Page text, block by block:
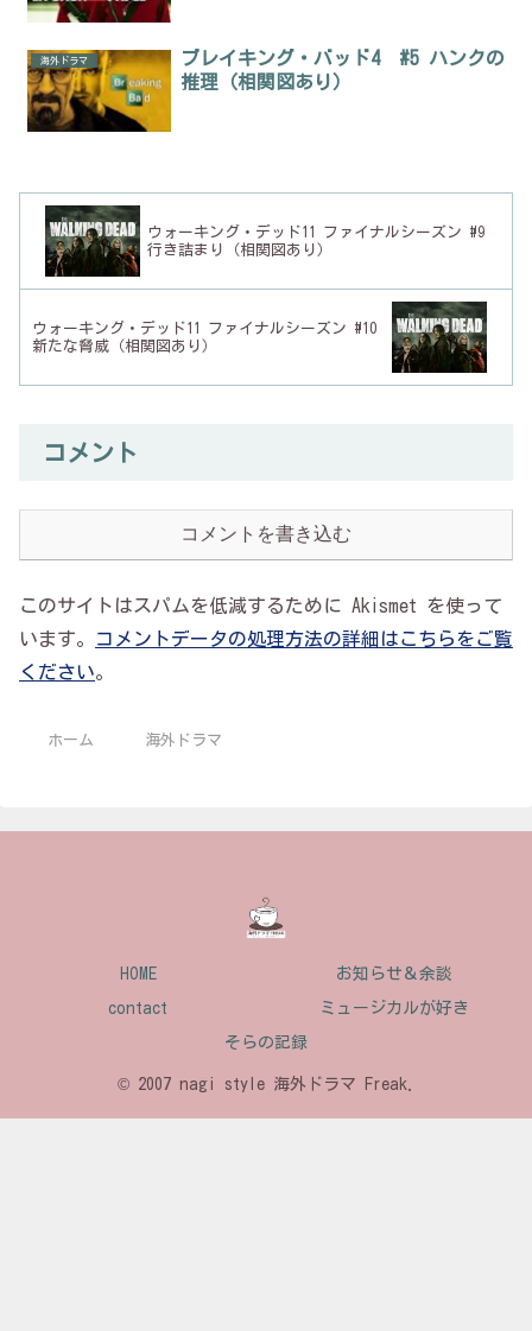
海外ドラマ
ブレイキング・バッド4 #5 ハンクの
推理（相関図あり）
ウォーキング・デッド11 ファイナルシーズン #9
行き詰まり（相関図あり）
ウォーキング・デッド11 ファイナルシーズン #10
新たな脅威（相関図あり）
コメント
コメントを書き込む
このサイトはスパムを低減するために Akismet を使って
います。
コメントデータの処理方法の詳細はこちらをご覧
ください。
ホーム 海外ドラマ
HOME お知らせ＆余談
contact ミュージカルが好き
そらの記録
© 2007 nagi style 海外ドラマ Freak.